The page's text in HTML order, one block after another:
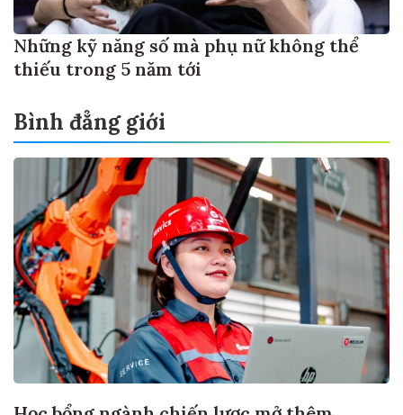
Những kỹ năng số mà phụ nữ không thể
thiếu trong 5 năm tới
Bình đẳng giới